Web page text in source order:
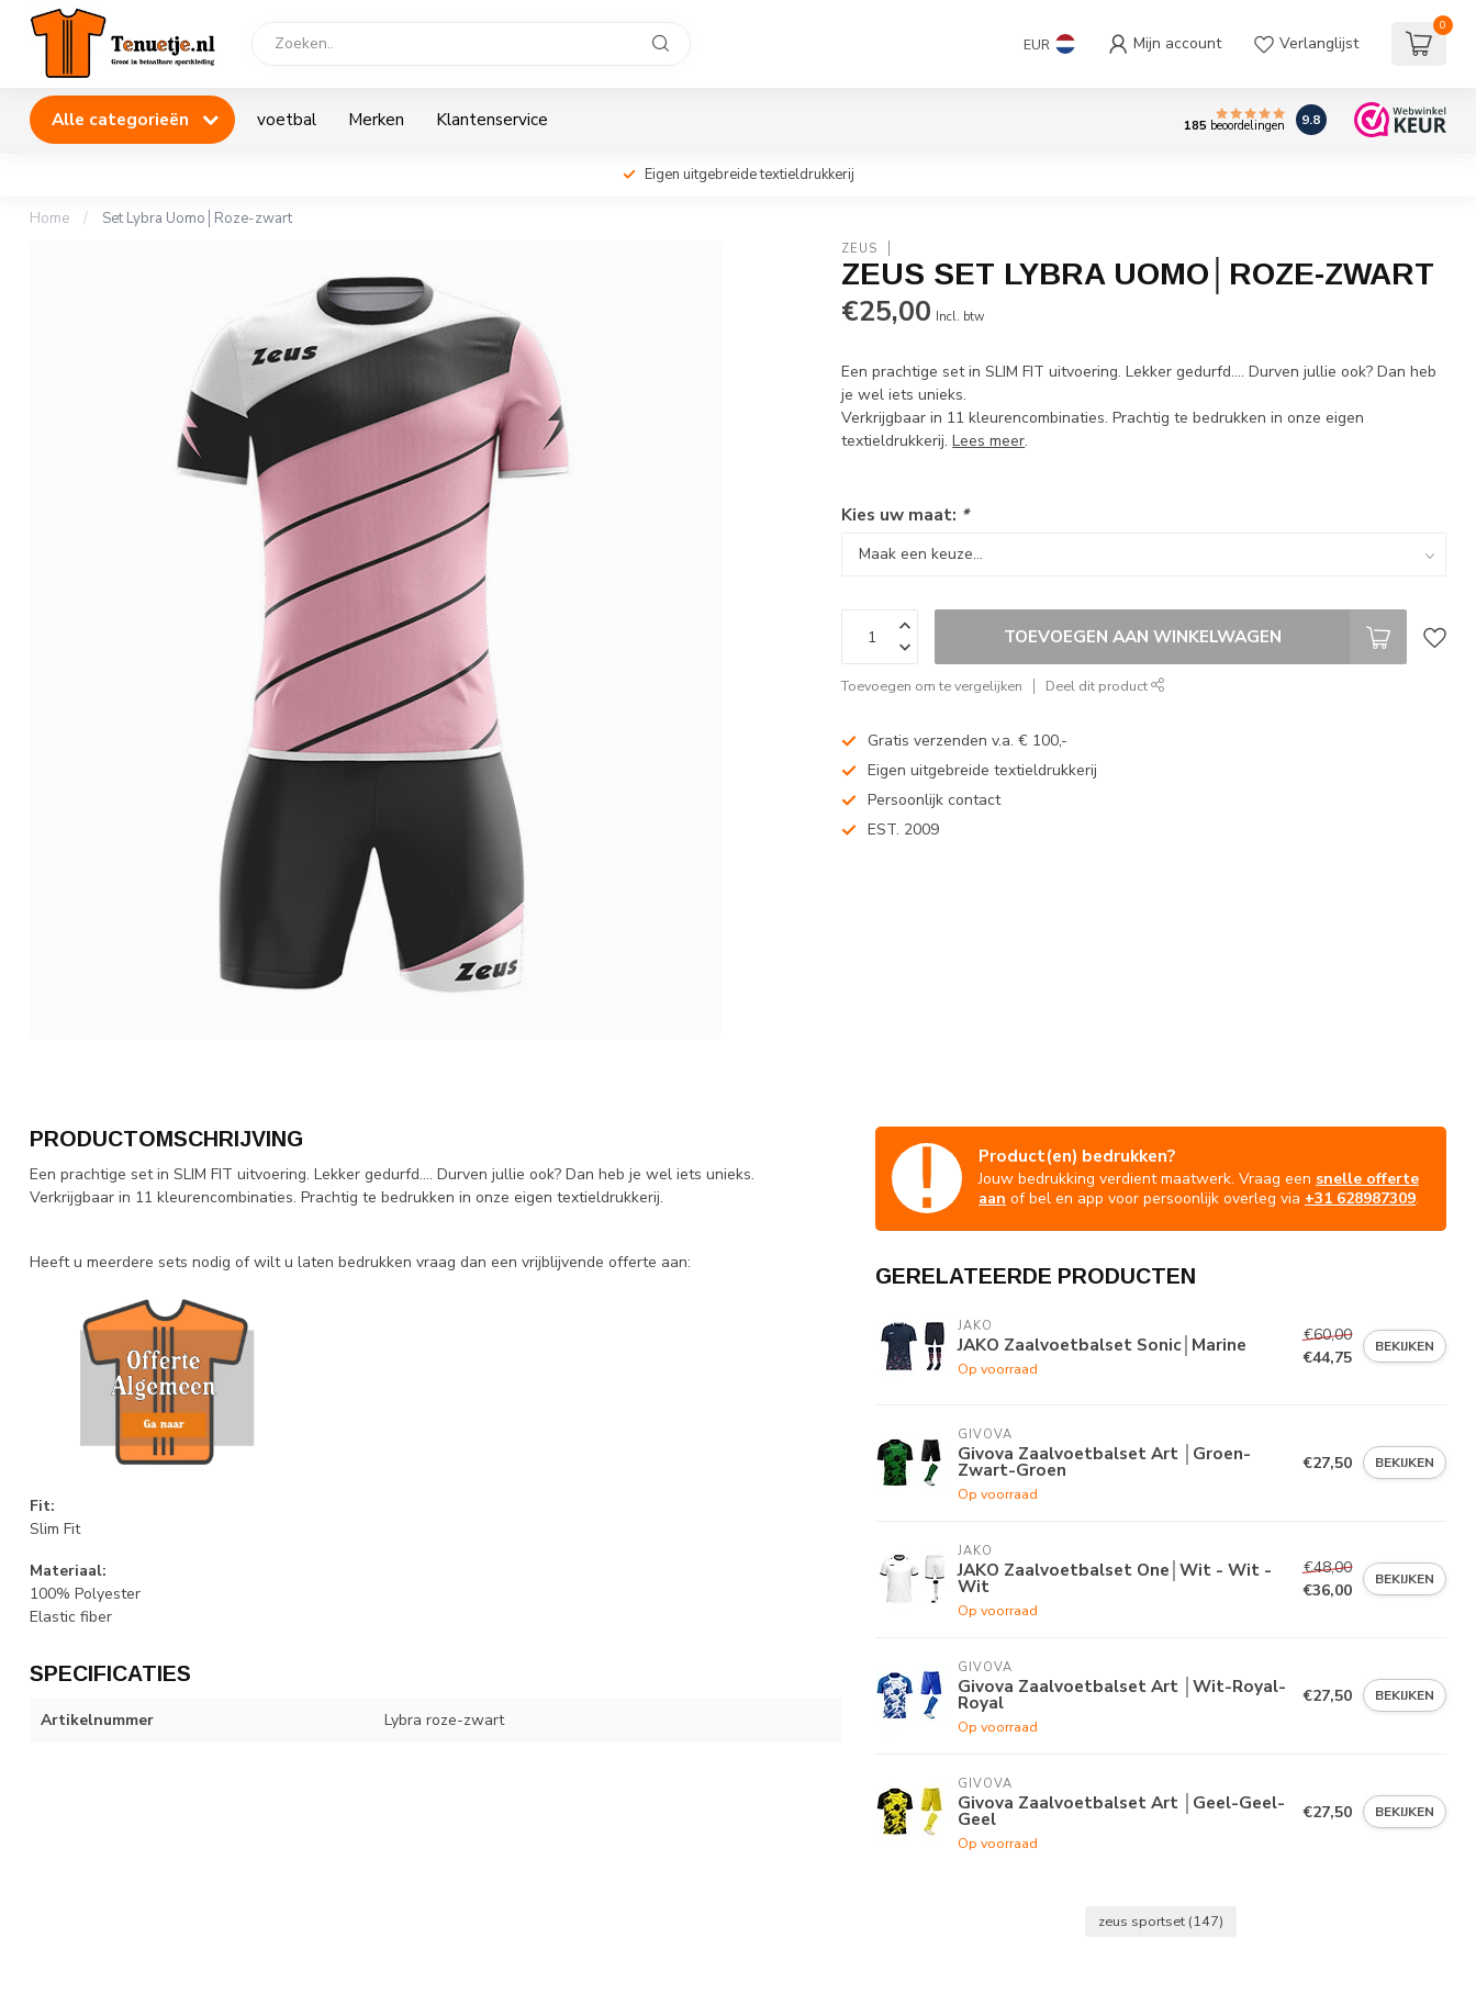
EUR Mijn account Verlanglijst
0
Alle categorieën voetbal Merken Klantenservice 185 beoordelingen 9.8
Eigen uitgebreide textieldrukkerij
Home / Set Lybra Uomo│Roze-zwart
ZEUS
ZEUS SET LYBRA UOMO│ROZE-ZWART
€25,00 Incl. btw
Een prachtige set in SLIM FIT uitvoering. Lekker gedurfd.... Durven jullie ook? Dan heb
je wel iets unieks.
Verkrijgbaar in 11 kleurencombinaties. Prachtig te bedrukken in onze eigen
textieldrukkerij.Lees meer.
Kies uw maat: *
TOEVOEGEN AAN WINKELWAGEN
Toevoegen om te vergelijken Deel dit product
Gratis verzenden v.a. € 100,-
Eigen uitgebreide textieldrukkerij
Persoonlijk contact
EST. 2009
PRODUCTOMSCHRIJVING
Een prachtige set in SLIM FIT uitvoering. Lekker gedurfd.... Durven jullie ook? Dan heb je wel iets unieks.
Verkrijgbaar in 11 kleurencombinaties. Prachtig te bedrukken in onze eigen textieldrukkerij.
Heeft u meerdere sets nodig of wilt u laten bedrukken vraag dan een vrijblijvende offerte aan:
Fit:
Slim Fit
Materiaal:
100% Polyester
Elastic fiber
SPECIFICATIES
Artikelnummer Lybra roze-zwart
Product(en) bedrukken?
Jouw bedrukking verdient maatwerk. Vraag een snelle offerte
aan of bel en app voor persoonlijk overleg via +31 628987309.
GERELATEERDE PRODUCTEN
JAKO
JAKO Zaalvoetbalset Sonic│Marine
Op voorraad
€60,00
€44,75
BEKIJKEN
GIVOVA
Givova Zaalvoetbalset Art │Groen-
Zwart-Groen
Op voorraad
€27,50 BEKIJKEN
JAKO
JAKO Zaalvoetbalset One│Wit - Wit -
Wit
Op voorraad
€48,00
€36,00
BEKIJKEN
GIVOVA
Givova Zaalvoetbalset Art │Wit-Royal-
Royal
Op voorraad
€27,50 BEKIJKEN
GIVOVA
Givova Zaalvoetbalset Art │Geel-Geel-
Geel
Op voorraad
€27,50 BEKIJKEN
zeus sportset (147)